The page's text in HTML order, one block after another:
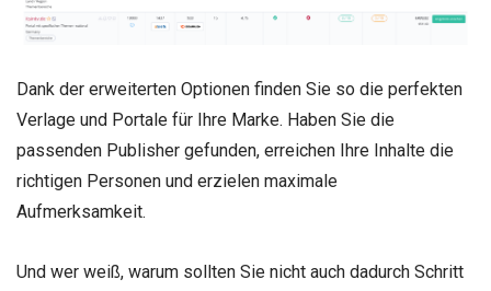
Dank der erweiterten Optionen finden Sie so die perfekten
Verlage und Portale für Ihre Marke. Haben Sie die
passenden Publisher gefunden, erreichen Ihre Inhalte die
richtigen Personen und erzielen maximale
Aufmerksamkeit.
Und wer weiß, warum sollten Sie nicht auch dadurch Schritt